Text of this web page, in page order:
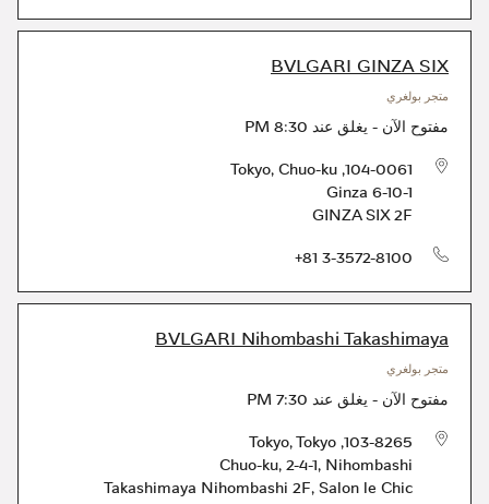
BVLGARI GINZA SIX
متجر بولغري
مفتوح الآن - يغلق عند 8:30 PM
104-0061
,
Tokyo, Chuo-ku
Ginza 6-10-1
GINZA SIX 2F
+81 3-3572-8100
BVLGARI Nihombashi Takashimaya
متجر بولغري
مفتوح الآن - يغلق عند 7:30 PM
103-8265
,
Tokyo,Tokyo
Chuo-ku, 2-4-1, Nihombashi
Takashimaya Nihombashi 2F, Salon le Chic